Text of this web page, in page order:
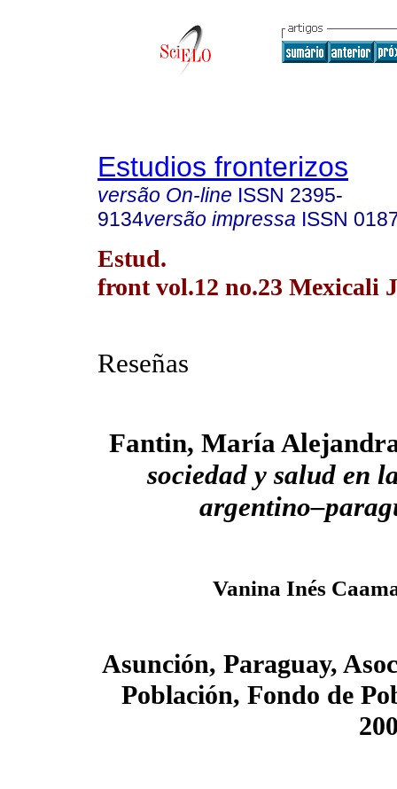
Estudios fronterizos
versão On-line ISSN 2395-
9134versão impressa ISSN
Estud.
front vol.12 no.23 Mexicali
Reseñas
Fantin, María
sociedad y salud en
Vanina Inés
Asunción, Paraguay,
Población, Fondo de